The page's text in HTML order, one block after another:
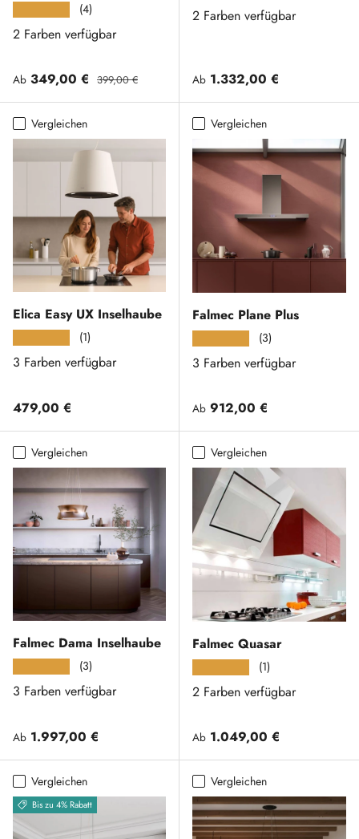
(4)
2 Farben verfügbar
Verkaufspreis
Ab 349,00 € Normaler Preis
399,00 €
2 Farben verfügbar
Normaler Preis
Ab 1.332,00 €
Vergleichen
Elica Easy UX Inselhaube
(1)
3 Farben verfügbar
Normaler Preis
479,00 €
Vergleichen
Falmec Plane Plus
(3)
3 Farben verfügbar
Normaler Preis
Ab 912,00 €
Vergleichen
Falmec Dama Inselhaube
(3)
3 Farben verfügbar
Normaler Preis
Ab 1.997,00 €
Vergleichen
Falmec Quasar
(1)
2 Farben verfügbar
Normaler Preis
Ab 1.049,00 €
Vergleichen
Bis zu 4% Rabatt
Vergleichen